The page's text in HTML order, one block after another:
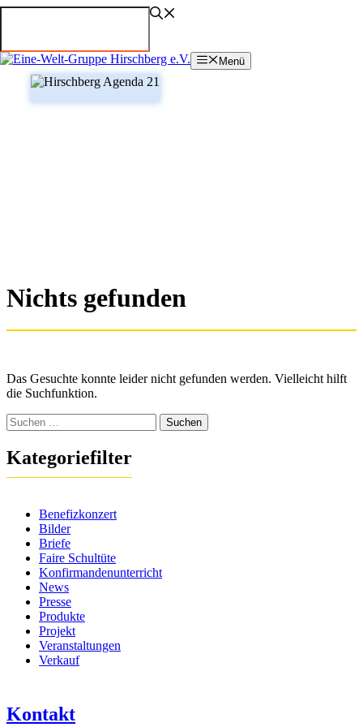
Zum
Menü
Nichts gefunden
Das Gesuchte konnte leider nicht gefunden werden. Vielleicht hilft
die Suchfunktion.
Suchen
nach:
Kategoriefilter
Benefizkonzert
Bilder
Briefe
Faire Schultüte
Konfirmandenunterricht
News
Presse
Produkte
Projekt
Veranstaltungen
Verkauf
Kontakt